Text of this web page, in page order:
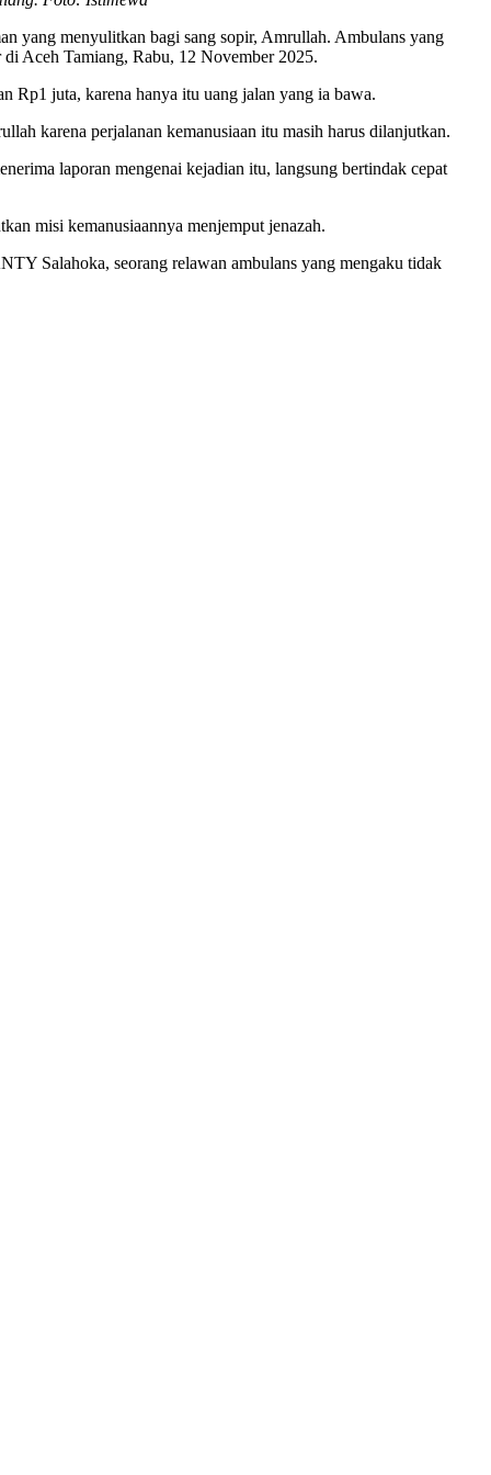
yang menyulitkan bagi sang sopir, Amrullah. Ambulans yang
Aceh Tamiang, Rabu, 12 November 2025.
Rp1 juta, karena hanya itu uang jalan yang ia bawa.
karena perjalanan kemanusiaan itu masih harus dilanjutkan.
laporan mengenai kejadian itu, langsung bertindak cepat
misi kemanusiaannya menjemput jenazah.
Salahoka, seorang relawan ambulans yang mengaku tidak